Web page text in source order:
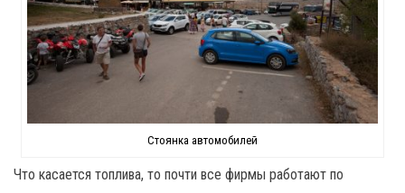
Стоянка автомобилей
Что касается топлива, то почти все фирмы работают по